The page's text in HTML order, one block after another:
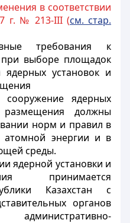
в соответствии
г. № 213-III (см. стар.
требования к
при выборе площадок
установок и
ядерных
должны
норм и правил в
атомной энергии и в
среды.
ядерной установки и
принимается
Казахстан с
органов